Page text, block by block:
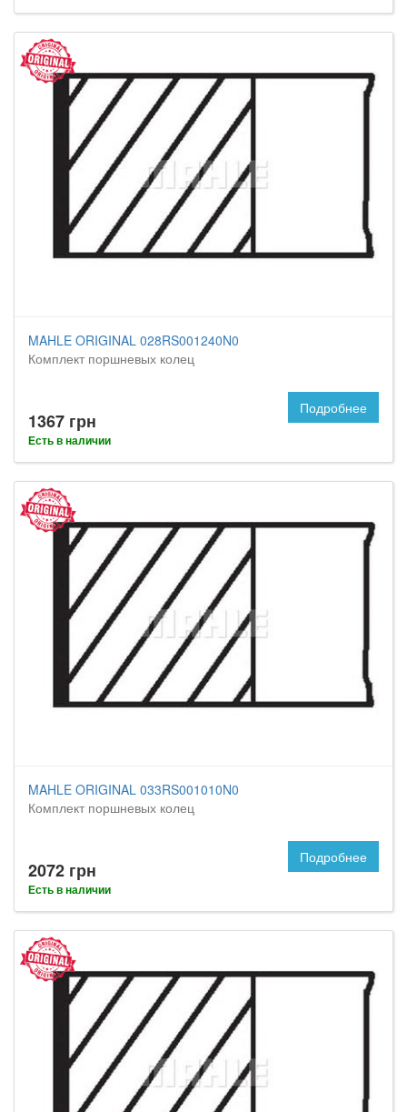
MAHLE ORIGINAL 028RS001240N0
Комплект поршневых колец
1367 грн
Есть в наличии
Подробнее
MAHLE ORIGINAL 033RS001010N0
Комплект поршневых колец
2072 грн
Есть в наличии
Подробнее